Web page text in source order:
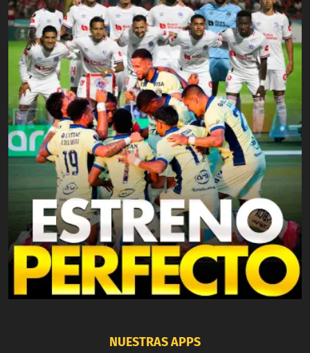
NUESTRAS APPS